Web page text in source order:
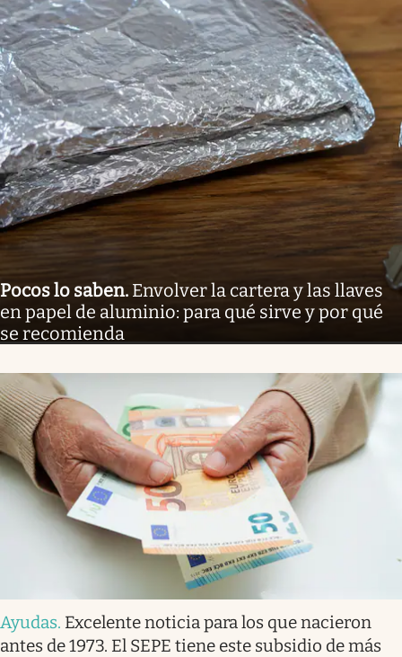
Pocos lo saben. Envolver la cartera y las llaves
en papel de aluminio: para qué sirve y por qué
se recomienda
Ayudas. Excelente noticia para los que nacieron
antes de 1973. El SEPE tiene este subsidio de más